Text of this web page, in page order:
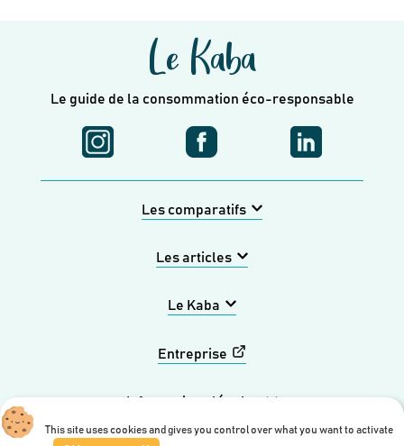
Le Kaba
Le guide de la consommation éco-responsable
Les comparatifs
Les articles
Le Kaba
Entreprise
Informations légales
This site uses cookies and gives you control over what you want to activate